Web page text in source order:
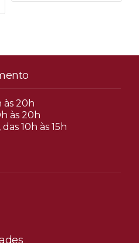
às 20h
às 20h
das 10h às 15h